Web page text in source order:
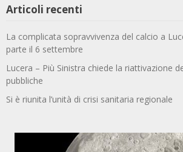
Articoli recenti
La complicata sopravvivenza del calcio a
parte il 6 settembre
Lucera – Più Sinistra chiede la riattivazione
pubbliche
Si è riunita l’unità di crisi sanitaria regionale